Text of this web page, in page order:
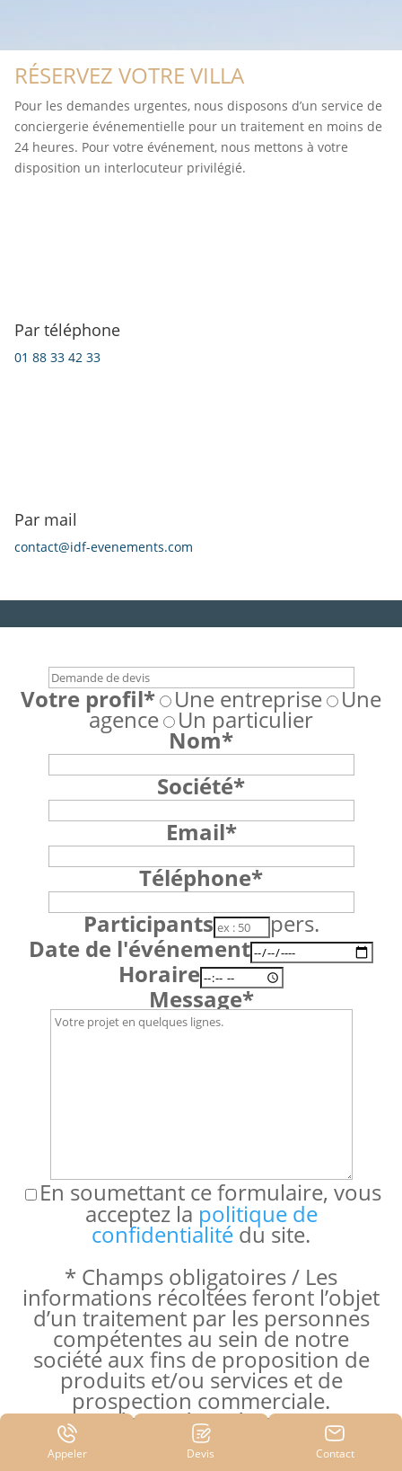
RÉSERVEZ VOTRE VILLA
Pour les demandes urgentes, nous disposons d’un service de
conciergerie événementielle pour un traitement en moins de
24 heures. Pour votre événement, nous mettons à votre
disposition un interlocuteur privilégié.
Par téléphone
01 88 33 42 33
Par mail
contact@idf-evenements.com
Votre profil* Une entreprise Une
agence Un particulier
Nom*
Société*
Email*
Téléphone*
Participants
pers.
Date de l'événement
Horaire
Message*
En soumettant ce formulaire, vous
acceptez la politique de
confidentialité du site.
* Champs obligatoires / Les
informations récoltées feront l’objet
d’un traitement par les personnes
compétentes au sein de notre
société aux fins de proposition de
produits et/ou services et de
prospection commerciale.
Conformément à la réglementation
en vigueur, vous disposez
notamment des droits d'opposition,
Appeler Devis Contact